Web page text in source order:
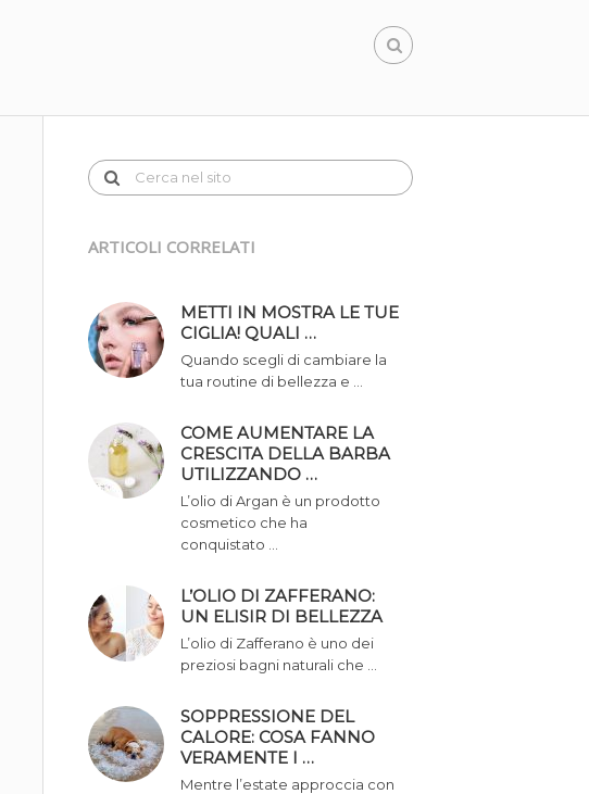
ARTICOLI CORRELATI
METTI IN MOSTRA LE TUE
CIGLIA! QUALI …
Quando scegli di cambiare la
tua routine di bellezza e …
COME AUMENTARE LA
CRESCITA DELLA BARBA
UTILIZZANDO …
L’olio di Argan è un prodotto
cosmetico che ha
conquistato …
L’OLIO DI ZAFFERANO:
UN ELISIR DI BELLEZZA
L’olio di Zafferano è uno dei
preziosi bagni naturali che …
SOPPRESSIONE DEL
CALORE: COSA FANNO
VERAMENTE I …
Mentre l’estate approccia con